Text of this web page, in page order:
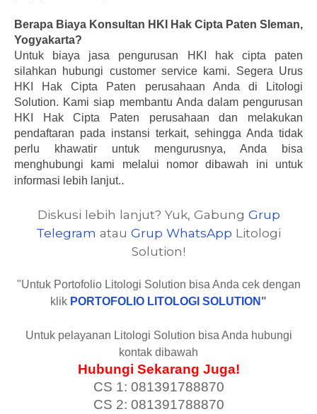
Berapa Biaya Konsultan HKI Hak Cipta Paten Sleman,
Yogyakarta?
Untuk biaya jasa pengurusan HKI hak cipta paten
silahkan hubungi customer service kami. Segera Urus
HKI Hak Cipta Paten perusahaan Anda di Litologi
Solution. Kami siap membantu Anda dalam pengurusan
HKI Hak Cipta Paten perusahaan dan melakukan
pendaftaran pada instansi terkait, sehingga Anda tidak
perlu khawatir untuk mengurusnya, Anda bisa
menghubungi kami melalui nomor dibawah ini untuk
informasi lebih lanjut..
Diskusi lebih lanjut? Yuk, Gabung Grup
Telegram atau Grup WhatsApp Litologi
Solution!
"Untuk Portofolio Litologi Solution bisa Anda cek dengan
klik PORTOFOLIO LITOLOGI SOLUTION "
Untuk pelayanan Litologi Solution bisa Anda hubungi
kontak dibawah
Hubungi Sekarang Juga!
CS 1: 081391788870
CS 2: 081391788870